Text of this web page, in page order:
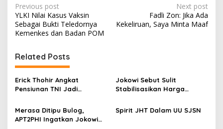
P
o
s
t
n
a
v
i
g
Previous post
YLKI Nilai Kasus Vaksin
Sebagai Bukti Teledornya
Kemenkes dan Badan POM
Next post
Fadli Zon: Jika Ada
Kekeliruan, Saya Minta Maaf
Related Posts
Erick Thohir Angkat
Pensiunan TNI Jadi
98: Tidak Sesuai Nafas
Reformasi 98!
Jokowi Sebut Sulit
Stabilisasikan Harga
Asal Ada Kemauan Serius!
Merasa Ditipu Bulog,
APT2PHI Ingatkan Jokowi
Spirit JHT Dalam UU SJSN